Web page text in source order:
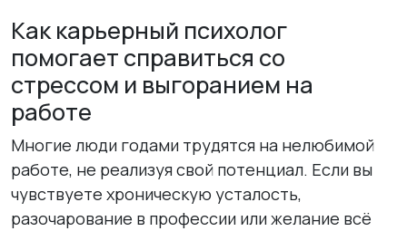
Как карьерный психолог
помогает справиться со
стрессом и выгоранием на
работе
Многие люди годами трудятся на нелюбимой
работе, не реализуя свой потенциал. Если вы
чувствуете хроническую усталость,
разочарование в профессии или желание всё